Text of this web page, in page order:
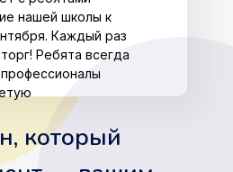
нашей школы к
Каждый раз
Ребята всегда
который